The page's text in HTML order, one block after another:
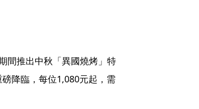
間推出中秋「異國燒烤」特
降臨，每位1,080元起，需